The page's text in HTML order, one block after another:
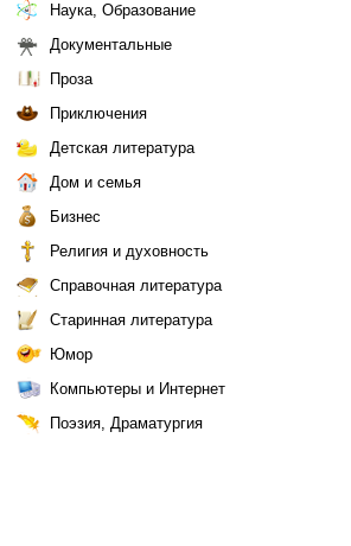
Наука, Образование
Документальные
Проза
Приключения
Детская литература
Дом и семья
Бизнес
Религия и духовность
Справочная литература
Старинная литература
Юмор
Компьютеры и Интернет
Поэзия, Драматургия